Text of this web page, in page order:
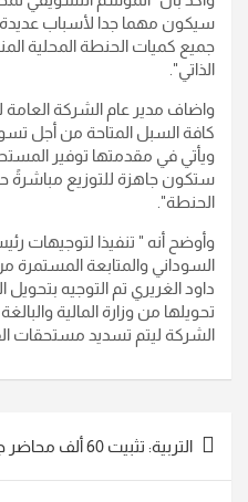
سيكون مهما جدا لأسباب عديدة
جميع كميات الحنطة المحلية
الذاتي".
واضاف مدير عام الشركة العامة
كافة السبل المتاحة من أجل
ويأتي في مقدمتها توفير
ستكون جاهزة للتوزيع مباشرةً
الحنطة".
وأوضح أنه " تنفيذا لتوجيهات
السوداني والمتابعة المستمرة من
داود الغريري تم التوجيه بتحويل
تحويلها من وزارة المالية
الشركة ليتم تسديد مستحقات
تصفّح
المقالات
التربية: تثبيت 60 ألف محاضر جديد على ملاك الوزارة